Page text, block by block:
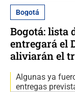
Bogotá
Bogotá: lista
entregará el
aliviarán el
Algunas ya
entregas